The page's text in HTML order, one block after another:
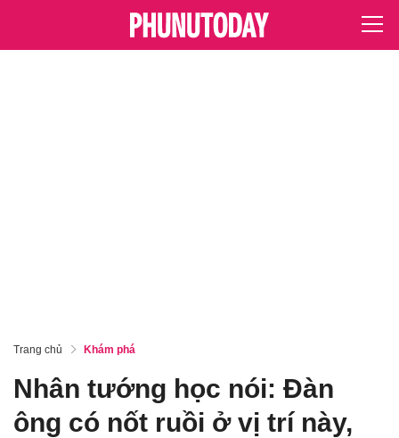
Trang chủ Khám phá
Nhân tướng học nói: Đàn
ông có nốt ruồi ở vị trí này,